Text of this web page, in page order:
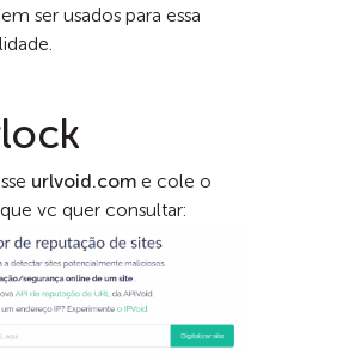
ser usados para essa
urlvoid.com e cole o
vc quer consultar: